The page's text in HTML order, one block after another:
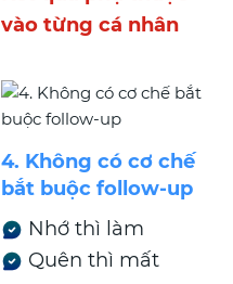
vào từng cá nhân
4. Không có cơ chế
bắt buộc follow-up
Nhớ thì làm
Quên thì mất